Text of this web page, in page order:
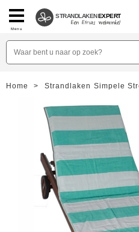
Menu
STRANDLAKENEXPERT
Home > Strandlaken Simpele